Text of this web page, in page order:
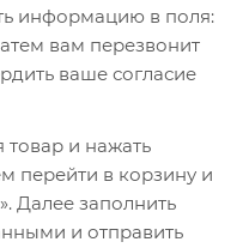
информацию в поля:
вам перезвонит
ваше согласие
и нажать
перейти в корзину и
Далее заполнить
и отправить